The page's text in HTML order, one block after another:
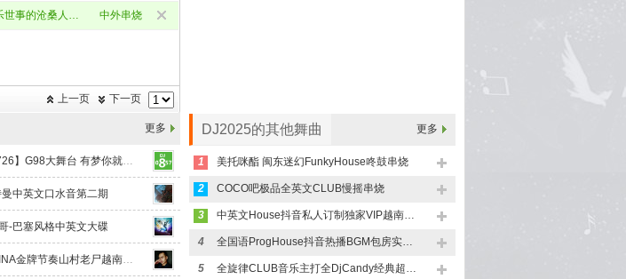
Dj钢仔-中英文ProgHouse音乐世事的沧桑人情的冷漠无心睡眠鼓DJ串烧 中外串烧
下一页
上一页
更多
【编号G98-260726】G98大舞台 有梦你就来（中英文HOUSE气氛节奏往上飘蒙叉叉串烧）
中英文口水音第二期
-巴塞风格中英文大碟
DJ大宝-中英文VINA金牌节奏山村老尸越南鼓上劲风暴MUSIC慢摇大碟
DJ2025的其他舞曲 更多
1 美托咪酯 闽东迷幻FunkyHouse咚鼓串烧
2 COCO吧极品全英文CLUB慢摇串烧
3 中英文House抖音私人订制独家VIP越南鼓上头串烧
4 全国语ProgHouse抖音热播BGM包房实录高品质串烧
5 全旋律CLUB音乐主打全DjCandy经典超嗨美妙绝伦串烧